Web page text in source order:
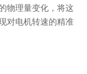
物理量变化，将这
对电机转速的精准